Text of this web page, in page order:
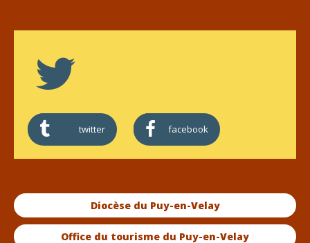
twitter facebook
Diocèse du Puy-en-Velay
Office du tourisme du Puy-en-Velay